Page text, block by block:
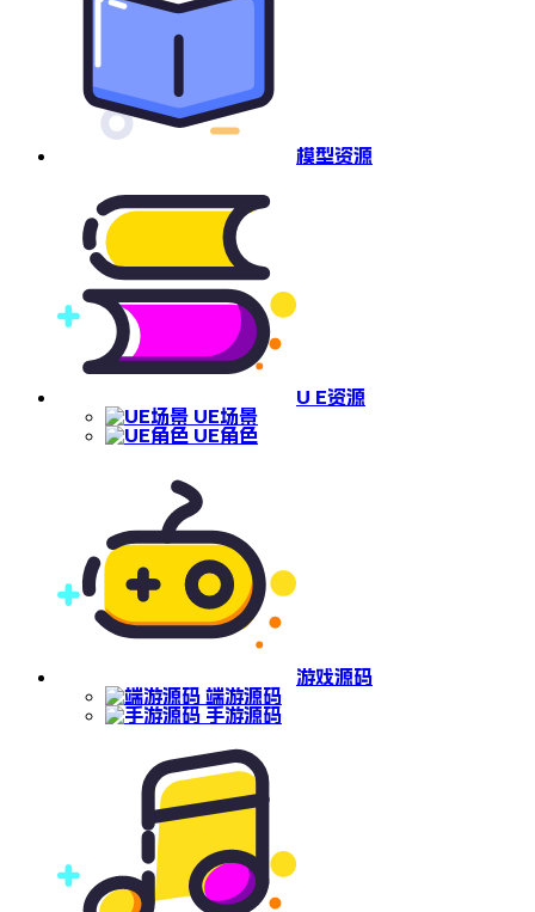
模型资源
U E资源
UE场景
UE角色
游戏源码
端游源码
手游源码